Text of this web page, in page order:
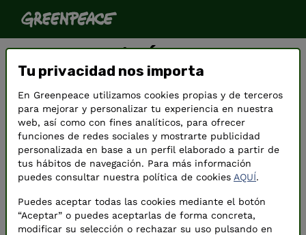
Hazte socio/a. Únete a
Greenpeace.
Nos estás ayudando a seguir defendiendo el
planeta de forma eficaz e independiente.
Tu privacidad nos importa
En Greenpeace utilizamos cookies propias y de terceros
para mejorar y personalizar tu experiencia en nuestra
web, así como con fines analíticos, para ofrecer
funciones de redes sociales y mostrarte publicidad
personalizada en base a un perfil elaborado a partir de
tus hábitos de navegación. Para más información
puedes consultar nuestra política de cookies AQUÍ.
Puedes aceptar todas las cookies mediante el botón
“Aceptar” o puedes aceptarlas de forma concreta,
modificar su selección o rechazar su uso pulsando en